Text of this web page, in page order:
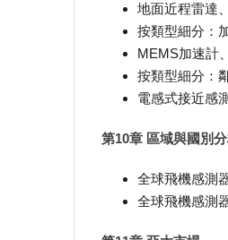
地面近程雷達
按類型細分：
MEMS加速計
按類型細分：
電感式接近感
第10章 區域與國別
全球飛機感測
全球飛機感測